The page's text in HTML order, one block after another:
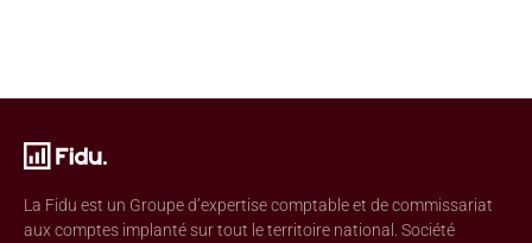
La Fidu est un Groupe d’expertise comptable et de commissariat
aux comptes implanté sur tout le territoire national. Société